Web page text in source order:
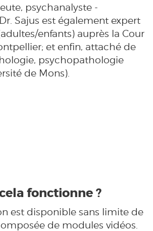
psychanalyste -
Sajus est également expert
enfants) auprès la Cour
et enfin, attaché de
psychopathologie
de Mons).
fonctionne ?
est disponible sans limite de
de modules vidéos.